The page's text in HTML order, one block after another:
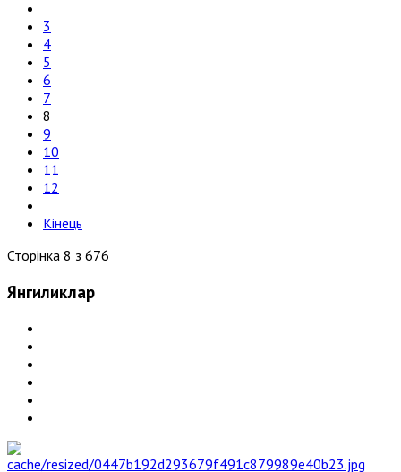
3
4
5
6
7
8
9
10
11
12
Кінець
Сторінка 8 з 676
Янгиликлар